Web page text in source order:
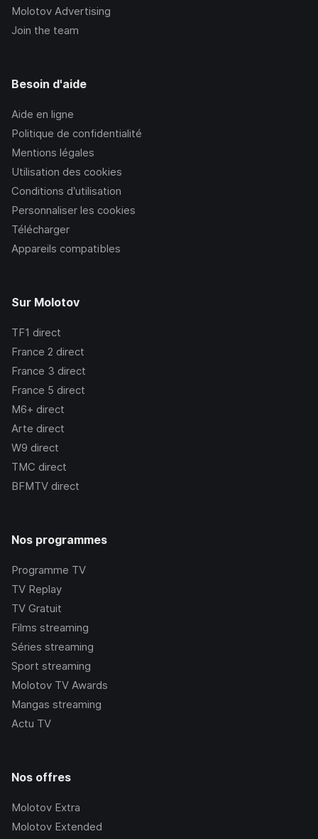
Molotov Advertising
Join the team
Besoin d'aide
Aide en ligne
Politique de confidentialité
Mentions légales
Utilisation des cookies
Conditions d’utilisation
Personnaliser les cookies
Télécharger
Appareils compatibles
Sur Molotov
TF1 direct
France 2 direct
France 3 direct
France 5 direct
M6+ direct
Arte direct
W9 direct
TMC direct
BFMTV direct
Nos programmes
Programme TV
TV Replay
TV Gratuit
Films streaming
Séries streaming
Sport streaming
Molotov TV Awards
Mangas streaming
Actu TV
Nos offres
Molotov Extra
Molotov Extended